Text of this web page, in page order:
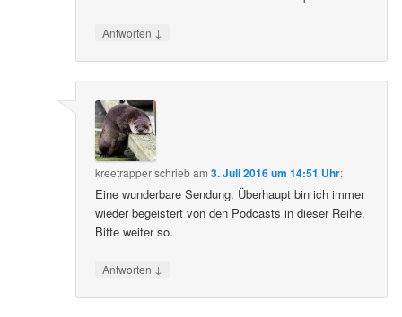
Antworten ↓
kreetrapperschriebam3. Juli 2016 um 14:51 Uhr:
Eine wunderbare Sendung. Überhaupt bin ich immer
wieder begeistert von den Podcasts in dieser Reihe.
Bitte weiter so.
Antworten ↓